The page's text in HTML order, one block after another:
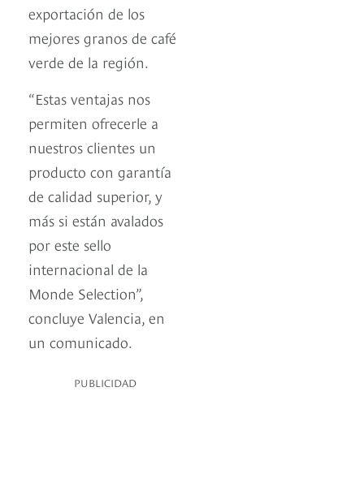
exportación de los
mejores granos de café
verde de la región.
“Estas ventajas nos
permiten ofrecerle a
nuestros clientes un
producto con garantía
de calidad superior, y
más si están avalados
por este sello
internacional de la
Monde Selection”,
concluye Valencia, en
un comunicado.
PUBLICIDAD